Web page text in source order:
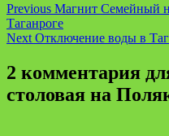
Continue
Reading
Previous Магнит Семейный
Таганроге
Next Отключение воды в
2 комментария
столовая на